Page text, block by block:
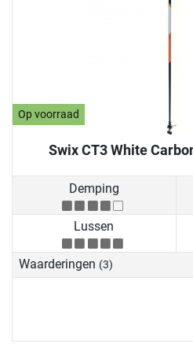
Op voorraad
Swix CT3 White
Demping
Lussen
Waarderingen (3)